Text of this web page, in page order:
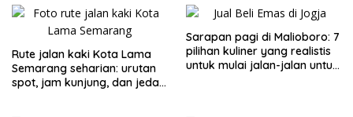
Rute jalan kaki Kota Lama
Semarang seharian: urutan
spot, jam kunjung, dan jeda
Sarapan pagi di Malioboro: 7
pilihan kuliner yang realistis
untuk mulai jalan-jalan untuk